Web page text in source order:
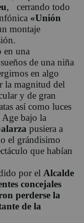
, cerrando todo
«Unión
montaje
en una
de una niña
en algo
la magnitud del
y de gran
así como luces
bajo la
pusiera a
el grándisimo
que habían
por el Alcalde
concejales
perderse la
de la